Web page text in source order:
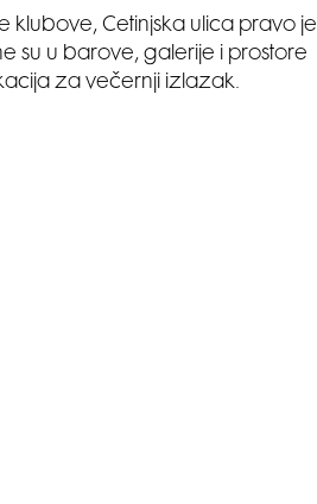
klubove, Cetinjska ulica pravo je
su u barove, galerije i prostore
za večernji izlazak.